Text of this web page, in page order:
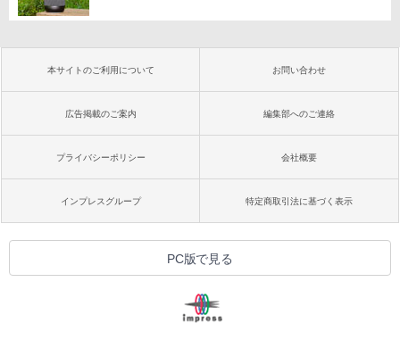
本サイトのご利用について お問い合わせ
広告掲載のご案内 編集部へのご連絡
プライバシーポリシー 会社概要
インプレスグループ 特定商取引法に基づく表示
PC版で見る